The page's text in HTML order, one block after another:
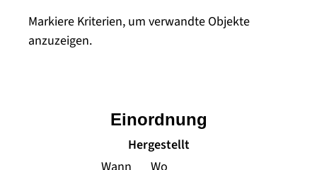
Markiere Kriterien, um verwandte Objekte
anzuzeigen.
Hergestellt
Einordnung